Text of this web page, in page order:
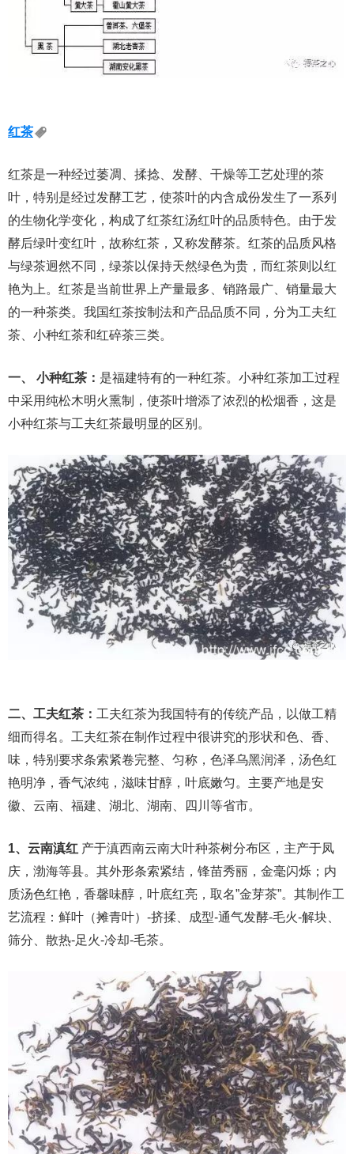
红茶
红茶是一种经过萎凋、揉捻、发酵、干燥等工艺处理的茶
叶，特别是经过发酵工艺，使茶叶的内含成份发生了一系列
的生物化学变化，构成了红茶红汤红叶的品质特色。由于发
酵后绿叶变红叶，故称红茶，又称发酵茶。红茶的品质风格
与绿茶迥然不同，绿茶以保持天然绿色为贵，而红茶则以红
艳为上。红茶是当前世界上产量最多、销路最广、销量最大
的一种茶类。我国红茶按制法和产品品质不同，分为工夫红
茶、小种红茶和红碎茶三类。
一、 小种红茶： 是福建特有的一种红茶。小种红茶加工过程
中采用纯松木明火熏制，使茶叶增添了浓烈的松烟香，这是
小种红茶与工夫红茶最明显的区别。
二、工夫红茶： 工夫红茶为我国特有的传统产品，以做工精
细而得名。工夫红茶在制作过程中很讲究的形状和色、香、
味，特别要求条索紧卷完整、匀称，色泽乌黑润泽，汤色红
艳明净，香气浓纯，滋味甘醇，叶底嫩匀。主要产地是安
徽、云南、福建、湖北、湖南、四川等省市。
1、云南滇红 产于滇西南云南大叶种茶树分布区，主产于凤
庆，渤海等县。其外形条索紧结，锋苗秀丽，金毫闪烁；内
质汤色红艳，香馨味醇，叶底红亮，取名”金芽茶”。其制作工
艺流程：鲜叶（摊青叶）-挤揉、成型-通气发酵-毛火-解块、
筛分、散热-足火-冷却-毛茶。